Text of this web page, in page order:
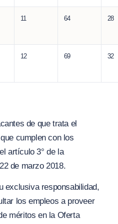
11 64 28
12 69 32
de que trata el
cumplen con los
artículo 3° de la
de marzo 2018.
exclusiva responsabilidad,
los empleos a proveer
méritos en la Oferta